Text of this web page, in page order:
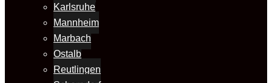
Karlsruhe
Mannheim
Marbach
Ostalb
Reutlingen